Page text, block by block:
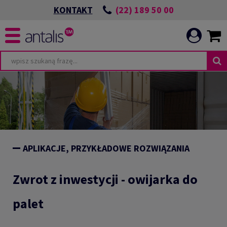
KONTAKT (22) 189 50 00
APLIKACJE, PRZYKŁADOWE ROZWIĄZANIA
Zwrot z inwestycji - owijarka do
palet